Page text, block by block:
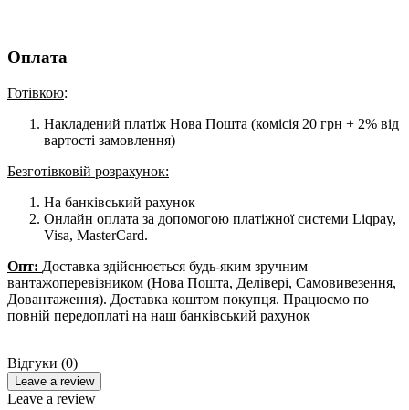
Оплата
Готівкою:
Накладений платіж Нова Пошта (комісія 20 грн + 2% від
вартості замовлення)
Безготівковій розрахунок:
На банківський рахунок
Онлайн оплата за допомогою платіжної системи Liqpay,
Visa, MasterCard.
Опт: Доставка здійснюється будь-яким зручним
вантажоперевізником (Нова Пошта, Делівері, Самовивезення,
Довантаження). Доставка коштом покупця. Працюємо по
повній передоплаті на наш банківський рахунок
Відгуки (0)
Leave a review
Leave a review